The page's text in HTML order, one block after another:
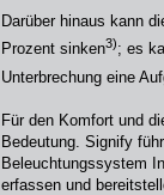
Darüber hinaus kann
Prozent sinken3); es
Unterbrechung eine
Für den Komfort und
Bedeutung. Signify
Beleuchtungssystem
erfassen und